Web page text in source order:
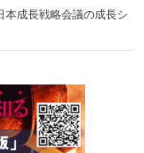
成長戦略会議の成長シ